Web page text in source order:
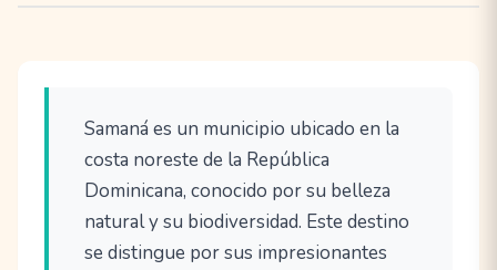
Samaná es un municipio ubicado en la
costa noreste de la República
Dominicana, conocido por su belleza
natural y su biodiversidad. Este destino
se distingue por sus impresionantes